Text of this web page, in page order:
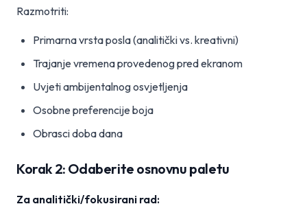
Razmotriti:
Primarna vrsta posla (analitički vs. kreativni)
Trajanje vremena provedenog pred ekranom
Uvjeti ambijentalnog osvjetljenja
Osobne preferencije boja
Obrasci doba dana
Korak 2: Odaberite osnovnu paletu
Za analitički/fokusirani rad: